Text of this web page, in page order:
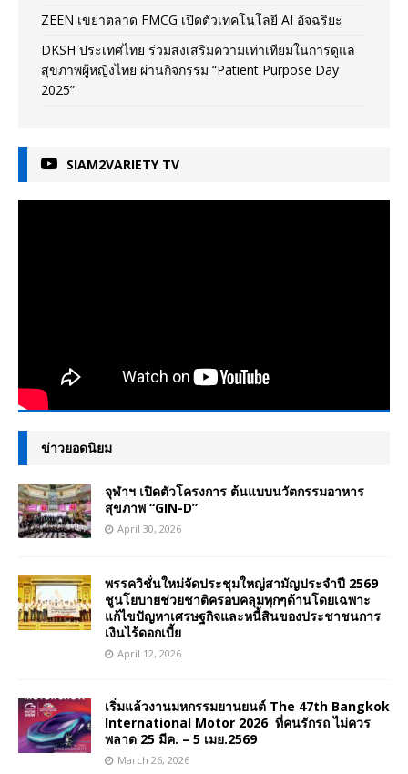
ZEEN เขย่าตลาด FMCG เปิดตัวเทคโนโลยี AI อัจฉริยะ
DKSH ประเทศไทย ร่วมส่งเสริมความเท่าเทียมในการดูแล
สุขภาพผู้หญิงไทย ผ่านกิจกรรม “Patient Purpose Day
2025”
SIAM2VARIETY TV
ข่าวยอดนิยม
จุฬาฯ เปิดตัวโครงการ ต้นแบบนวัตกรรมอาหาร
สุขภาพ “GIN-D”
April 30, 2026
พรรควิชั่นใหม่จัดประชุมใหญ่สามัญประจำปี 2569
ชูนโยบายช่วยชาติครอบคลุมทุกๆด้านโดยเฉพาะ
แก้ไขปัญหาเศรษฐกิจและหนี้สินของประชาชนการ
เงินไร้ดอกเบี้ย
April 12, 2026
เริ่มแล้วงานมหกรรมยานยนต์ The 47th Bangkok
International Motor 2026 ที่คนรักรถ ไม่ควร
พลาด 25 มีค. – 5 เมย.2569
March 26, 2026